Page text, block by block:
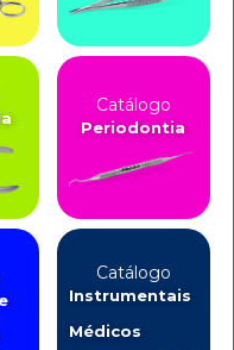
Catálogo
Periodontia
Catálogo
Instrumentais
Médicos